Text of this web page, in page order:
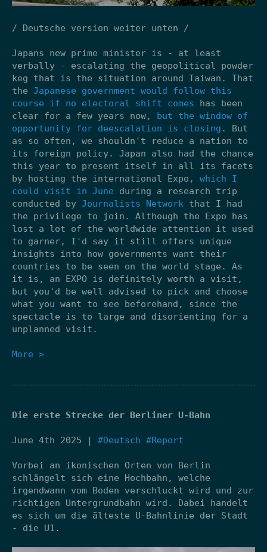
/ Deutsche version weiter unten /
Japans new prime minister is - at least
verbally - escalating the geopolitical powder
keg that is the situation around Taiwan. That
the Japanese government would follow this
course if no electoral shift comes has been
clear for a few years now, but the window of
opportunity for deescalation is closing . But
as so often, we shouldn't reduce a nation to
its foreign policy. Japan also had the chance
this year to present itself in all its facets
by hosting the international Expo, which I
could visit in June during a research trip
conducted by Journalists Network that I had
the privilege to join. Although the Expo has
lost a lot of the worldwide attention it used
to garner, I'd say it still offers unique
insights into how governments want their
countries to be seen on the world stage. As
it is, an EXPO is definitely worth a visit,
but you'd be well advised to pick and choose
what you want to see beforehand, since the
spectacle is to large and disorienting for a
unplanned visit.
More >
Die erste Strecke der Berliner U-Bahn
June 4th 2025 | #Deutsch #Report
Vorbei an ikonischen Orten von Berlin
schlängelt sich eine Hochbahn, welche
irgendwann vom Boden verschluckt wird und zur
richtigen Untergrundbahn wird. Dabei handelt
es sich um die älteste U-Bahnlinie der Stadt
- die U1.